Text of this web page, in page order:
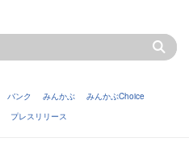
バンク みんかぶ
みんかぶChoice
プレスリリース